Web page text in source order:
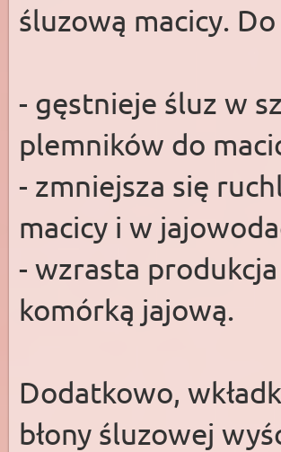
śluzową macicy.
- gęstnieje śluz w
plemników do
- zmniejsza się
macicy i w
- wzrasta
komórką jajową.
Dodatkowo,
błony śluzowej